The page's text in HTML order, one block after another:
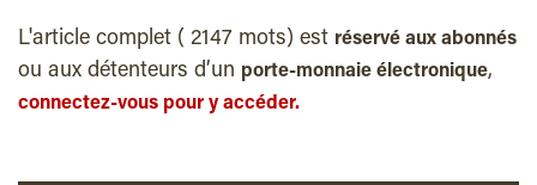
L'article complet ( 2147 mots) est réservé aux abonnés
ou aux détenteurs d’un porte-monnaie électronique,
connectez-vous pour y accéder.